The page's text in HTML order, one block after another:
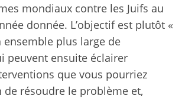
mondiaux contre les Juifs au
donnée. L’objectif est plutôt «
ensemble plus large de
peuvent ensuite éclairer
que vous pourriez
de résoudre le problème et,